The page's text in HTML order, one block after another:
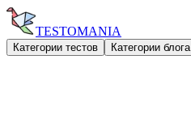
TESTOMANIA
Категории тестов Категории блога